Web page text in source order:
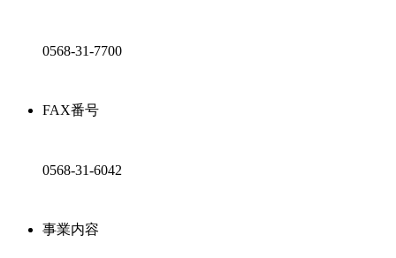
0568-31-7700
FAX番号
0568-31-6042
事業内容